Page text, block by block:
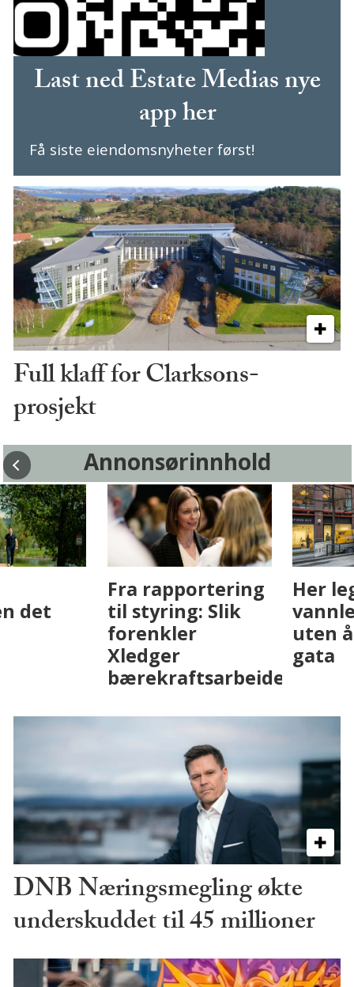
Last ned Estate Medias nye
app her
Få siste eiendomsnyheter først!
Full klaff for Clarksons-
prosjekt
Annonsørinnhold
Fenistra endrer
eiendomsbransjen
med AI. Slik ser vi
på fremtiden
Det er i
Drammen det
skjer
DNB Næringsmegling økte
underskuddet til 45 millioner